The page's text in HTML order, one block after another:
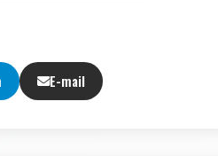
E-mail